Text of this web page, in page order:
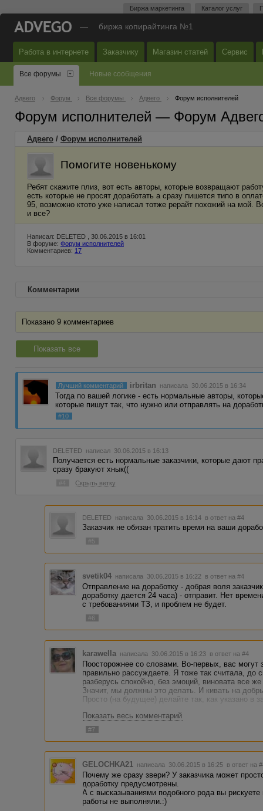
Биржа маркетинга Каталог услуг
— биржа копирайтинга №1
Работа в интернете Заказчику Магазин статей Сервис
Все форумы Новые сообщения
Адвего Форум Все форумы Адвего Форум исполнителей
Форум исполнителей — Форум
Адвего / Форум исполнителей
Помогите новенькому
Ребят скажите плиз, вот есть авторы, которые возвращают
есть которые не просят доработать а сразу пишется типо в
95, возможно ктото уже написал тотже рерайт похожий на мой.
и все?
Написал: DELETED , 30.06.2015 в 16:01
В форуме: Форум исполнителей
Комментариев: 17
Комментарии
Показано 9 комментариев
Показать все
Лучший комментарий irbritan написала 30.06.2015 в 16:34
Тогда по вашей логике - есть нормальные авторы,
которые пишут так, что нужно или отправлять на
#10
DELETED написал 30.06.2015 в 16:13
Получается есть нормальные заказчики, которые дают
сразу бракуют хнык((
Скрыть ветку
DELETED написала 30.06.2015 в 16:14 в ответ на #4
Заказчик не обязан тратить время на ваши
#5
svetik04 написала 30.06.2015 в 16:22 в ответ на #4
Отправление на доработку - добрая воля
доработку дается 24 часа) - отправит. Нет
с требованиями ТЗ, и проблем не будет.
#6
karawella написала 30.06.2015 в 16:23 в ответ на #4
Поосторожнее со словами. Во-первых, вас
правильно рассуждаете. Я тоже так считала, до
разберусь спокойно, без эмоций, виновата все
Значит, мы должны это делать. И кивать на
Просто (на будущее) делайте так, как указано в
Показать весь комментарий
#7
GELOCHKA21 написала 30.06.2015 в 16:25 в ответ на
Почему же сразу звери? У заказчика может
доработку предусмотрены.
А с высказываниями подобного рода вы
работы не выполняли.:)